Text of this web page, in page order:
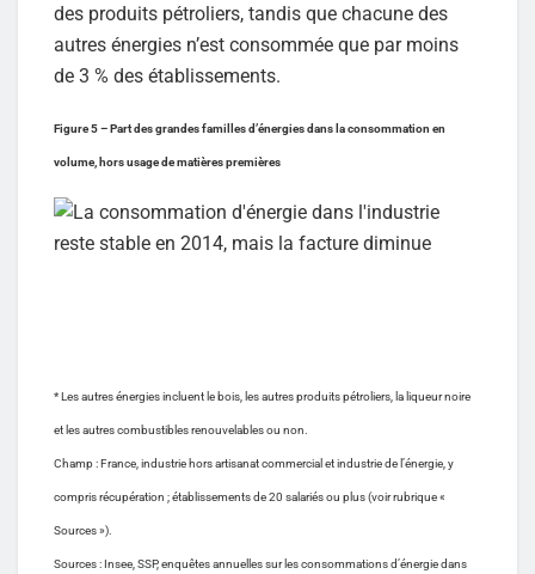
des produits pétroliers, tandis que chacune des
autres énergies n’est consommée que par moins
de 3 % des établissements.
Figure 5 – Part des grandes familles d’énergies dans la consommation en
volume, hors usage de matières premières
* Les autres énergies incluent le bois, les autres produits pétroliers, la liqueur noire
et les autres combustibles renouvelables ou non.
Champ : France, industrie hors artisanat commercial et industrie de l’énergie, y
compris récupération ; établissements de 20 salariés ou plus (voir rubrique «
Sources »).
Sources : Insee, SSP, enquêtes annuelles sur les consommations d’énergie dans